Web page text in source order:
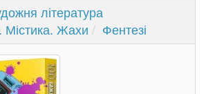
література
Містика. Жахи
Фентезі